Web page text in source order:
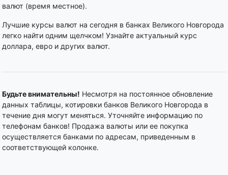
валют (время местное).
Лучшие курсы валют на сегодня в банках Великого Новгорода
легко найти одним щелчком! Узнайте актуальный курс
доллара, евро и других валют.
Будьте внимательны! Несмотря на постоянное обновление
данных таблицы, котировки банков Великого Новгорода в
течение дня могут меняться. Уточняйте информацию по
телефонам банков! Продажа валюты или ее покупка
осуществляется банками по адресам, приведенным в
соответствующей колонке.